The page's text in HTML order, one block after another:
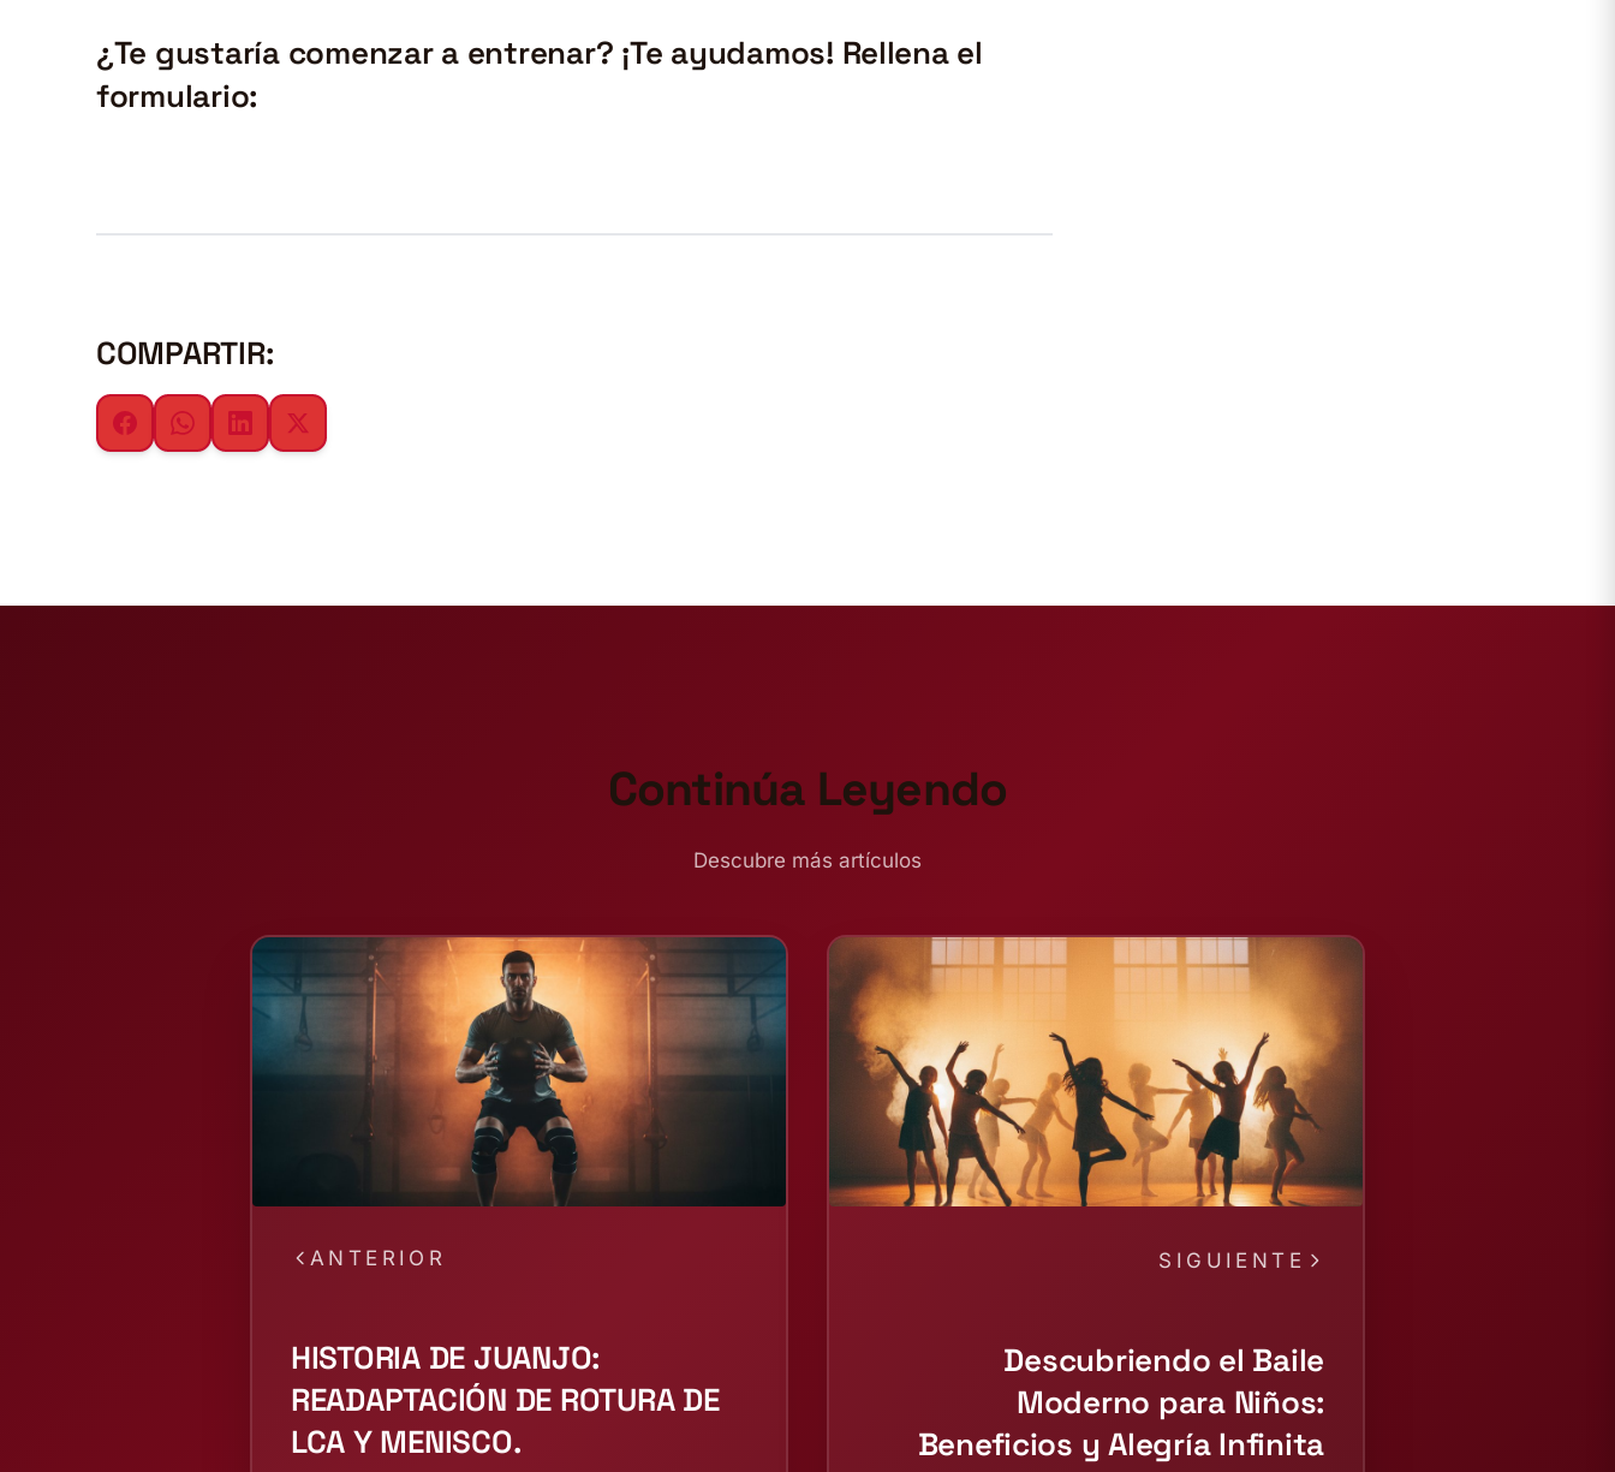
¿Te gustaría comenzar a entrenar? ¡Te ayudamos! Rellena el
formulario:
COMPARTIR:
Continúa Leyendo
Descubre más artículos
ANTERIOR
HISTORIA DE JUANJO:
READAPTACIÓN DE ROTURA DE
LCA Y MENISCO.
SIGUIENTE
Descubriendo el Baile
Moderno para Niños:
Beneficios y Alegría Infinita